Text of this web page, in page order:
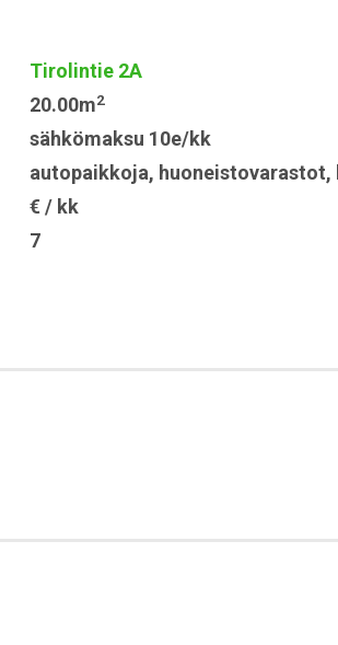
Tirolintie 2A
20.00m2
sähkömaksu 10e/kk
autopaikkoja, huoneistovarastot,
€ / kk
7